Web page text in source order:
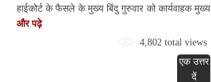
हाईकोर्ट के फैसले के मुख्य बिंदु गुरुवार को कार्यवाहक मुख्य
और पढ़े
4,802 total views
एक उत्तर
दें